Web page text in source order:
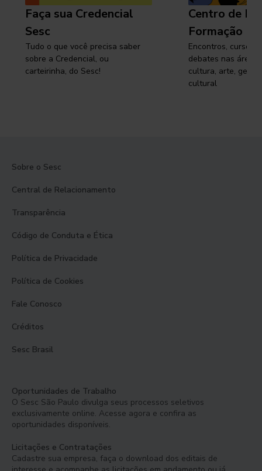
Faça sua Credencial
Sesc
Tudo o que você precisa saber
sobre a Credencial, ou
carteirinha, do Sesc!
Centro de
Formação
Encontros, cursos,
debates nas áreas
cultura, arte,
cultural
Sobre o Sesc
Central de Relacionamento
Transparência
Código de Conduta e Ética
Política de Privacidade
Política de Cookies
Fale Conosco
Créditos
Sesc Brasil
Oportunidades de Trabalho
O Sesc São Paulo divulga seus processos seletivos
exclusivamente online. Acesse agora e confira as
oportunidades disponíveis.
Licitações e Contratações
Cadastre sua empresa, faça o download dos editais de